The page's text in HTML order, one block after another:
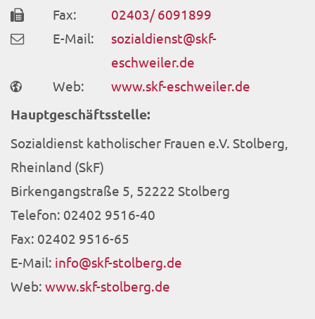
Fax:
02403/ 6091899
E-Mail:
sozialdienst@skf-
eschweiler.de
Web:
www.skf-eschweiler.de
Hauptgeschäftsstelle:
Sozialdienst katholischer Frauen e.V. Stolberg,
Rheinland (SkF)
Birkengangstraße 5, 52222 Stolberg
Telefon: 02402 9516-40
Fax: 02402 9516-65
E-Mail: info@skf-stolberg.de
Web: www.skf-stolberg.de